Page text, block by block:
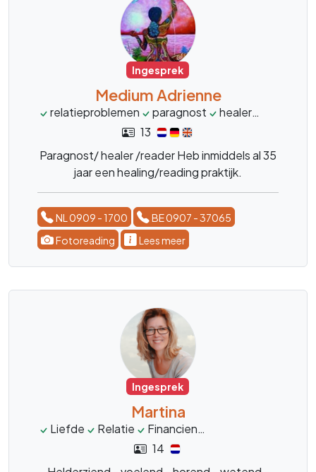
Ingesprek
Medium Adrienne
relatieproblemen paragnost healer
13
Paragnost/ healer /reader Heb inmiddels al 35
jaar een healing/reading praktijk.
NL 0909 - 1700
BE 0907 - 37065
Fotoreading
Lees meer
Ingesprek
Martina
Liefde Relatie Financien
14